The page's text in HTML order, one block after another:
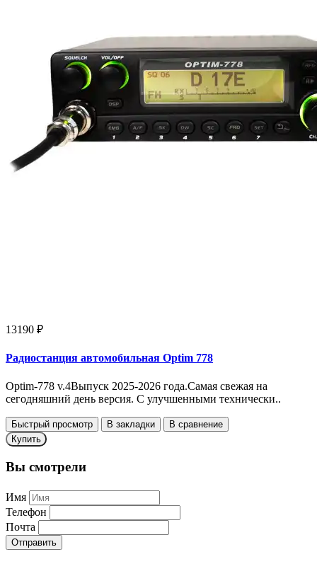
13190 ₽
Радиостанция автомобильная Optim 778
Optim-778 v.4Выпуск 2025-2026 года.Самая свежая на
сегодняшний день версия. С улучшенными технически..
Быстрый просмотр В закладки
В сравнение
Купить
Вы смотрели
Имя
Телефон
Почта
Отправить